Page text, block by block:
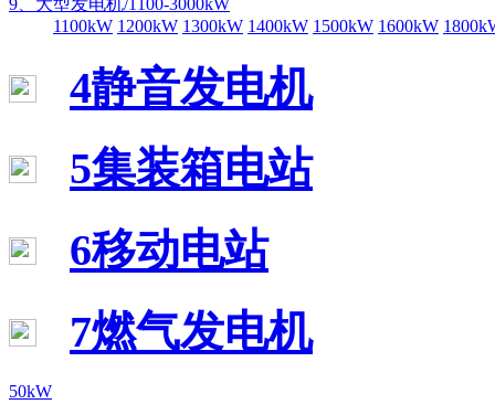
1100kW 1200kW 1300kW 1400kW 1500kW 1600kW
4静音发电机
5集装箱电站
6移动电站
7燃气发电机
50kW